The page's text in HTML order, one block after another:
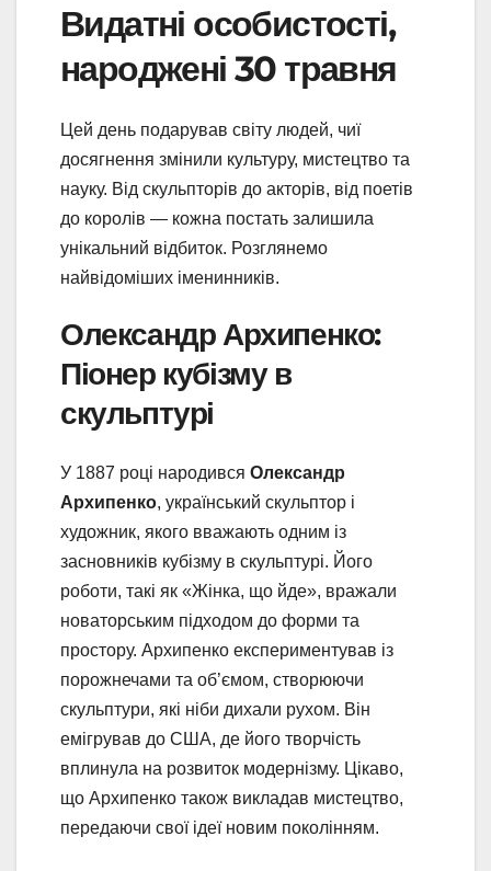
Видатні особистості,
народжені 30 травня
Цей день подарував світу людей, чиї
досягнення змінили культуру, мистецтво та
науку. Від скульпторів до акторів, від поетів
до королів — кожна постать залишила
унікальний відбиток. Розглянемо
найвідоміших іменинників.
Олександр Архипенко:
Піонер кубізму в
скульптурі
У 1887 році народився Олександр
Архипенко, український скульптор і
художник, якого вважають одним із
засновників кубізму в скульптурі. Його
роботи, такі як «Жінка, що йде», вражали
новаторським підходом до форми та
простору. Архипенко експериментував із
порожнечами та об’ємом, створюючи
скульптури, які ніби дихали рухом. Він
емігрував до США, де його творчість
вплинула на розвиток модернізму. Цікаво,
що Архипенко також викладав мистецтво,
передаючи свої ідеї новим поколінням.